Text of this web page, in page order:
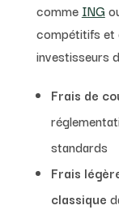
comme ING
compétitifs et
investisseurs
Frais de
standards
Frais
classique